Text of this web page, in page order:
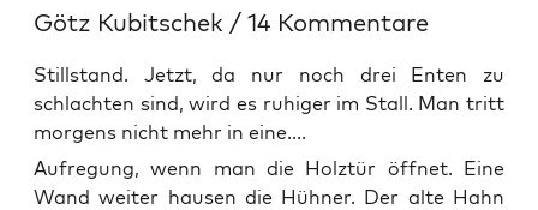
Götz Kubitschek / 14 Kommentare
Stillstand. Jetzt, da nur noch drei Enten zu
schlachten sind, wird es ruhiger im Stall. Man tritt
morgens nicht mehr in eine....
Auf­re­gung, wenn man die Holz­tür öff­net. Eine
Wand wei­ter hau­sen die Hüh­ner. Der alte Hahn